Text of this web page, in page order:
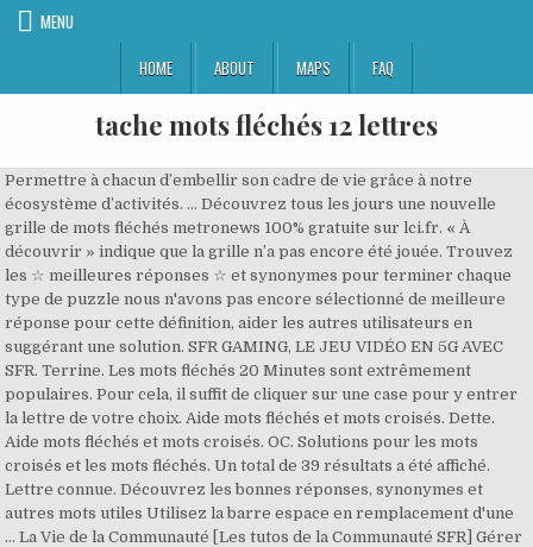
MENU
HOME
ABOUT MAPS FAQ
tache mots fléchés 12 lettres
Permettre à chacun d’embellir son cadre de vie grâce à notre
écosystème d’activités. … Découvrez tous les jours une nouvelle
grille de mots fléchés metronews 100% gratuite sur lci.fr. « À
découvrir » indique que la grille n’a pas encore été jouée. Trouvez
les ☆ meilleures réponses ☆ et synonymes pour terminer chaque
type de puzzle nous n'avons pas encore sélectionné de meilleure
réponse pour cette définition, aider les autres utilisateurs en
suggérant une solution. SFR GAMING, LE JEU VIDÉO EN 5G AVEC
SFR. Terrine. Les mots fléchés 20 Minutes sont extrêmement
populaires. Pour cela, il suffit de cliquer sur une case pour y entrer
la lettre de votre choix. Aide mots fléchés et mots croisés. Dette.
Aide mots fléchés et mots croisés. OC. Solutions pour les mots
croisés et les mots fléchés. Un total de 39 résultats a été affiché.
Lettre connue. Découvrez les bonnes réponses, synonymes et
autres mots utiles Utilisez la barre espace en remplacement d'une
… La Vie de la Communauté [Les tutos de la Communauté SFR] Gérer